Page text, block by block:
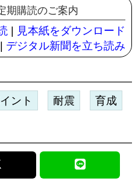
期購読のご案内
見本紙をダウンロード
デジタル新聞を立ち読み
ント 耐震 育成